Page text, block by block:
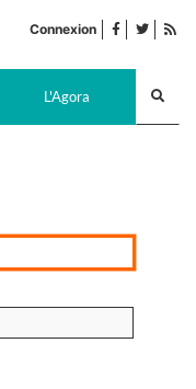
Connexion facebook
twitter
L'Agora